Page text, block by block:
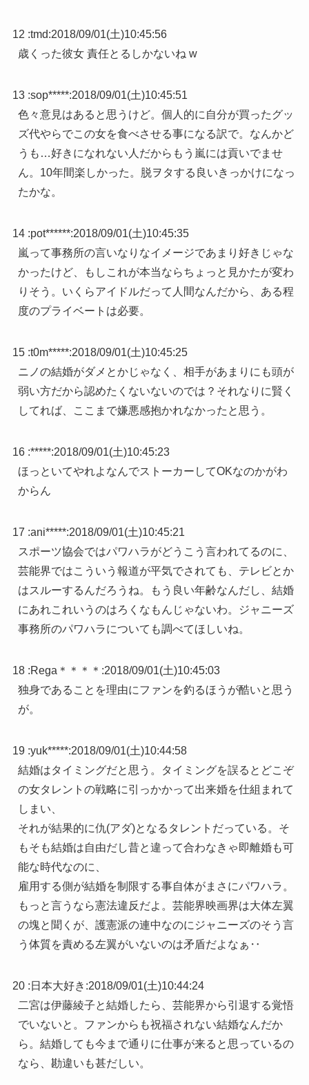
12 :tmd:2018/09/01(土)10:45:56
歳くった彼女 責任とるしかないね w
13 :sop*****:2018/09/01(土)10:45:51
色々意見はあると思うけど。個人的に自分が買ったグッ
ズ代やらでこの女を食べさせる事になる訳で。なんかど
うも…好きになれない人だからもう嵐には貢いでませ
ん。10年間楽しかった。脱ヲタする良いきっかけになっ
たかな。
14 :pot******:2018/09/01(土)10:45:35
嵐って事務所の言いなりなイメージであまり好きじゃな
かったけど、もしこれが本当ならちょっと見かたが変わ
りそう。いくらアイドルだって人間なんだから、ある程
度のプライベートは必要。
15 :t0m*****:2018/09/01(土)10:45:25
ニノの結婚がダメとかじゃなく、相手があまりにも頭が
弱い方だから認めたくないないのでは？それなりに賢く
してれば、ここまで嫌悪感抱かれなかったと思う。
16 :*****:2018/09/01(土)10:45:23
ほっといてやれよなんでストーカーしてOKなのかがわ
からん
17 :ani*****:2018/09/01(土)10:45:21
スポーツ協会ではパワハラがどうこう言われてるのに、
芸能界ではこういう報道が平気でされても、テレビとか
はスルーするんだろうね。もう良い年齢なんだし、結婚
にあれこれいうのはろくなもんじゃないわ。ジャニーズ
事務所のパワハラについても調べてほしいね。
18 :Rega＊＊＊＊ :2018/09/01(土)10:45:03
独身であることを理由にファンを釣るほうが酷いと思う
が。
19 :yuk*****:2018/09/01(土)10:44:58
結婚はタイミングだと思う。タイミングを誤るとどこぞ
の女タレントの戦略に引っかかって出来婚を仕組まれて
しまい、
それが結果的に仇(アダ)となるタレントだっている。そ
もそも結婚は自由だし昔と違って合わなきゃ即離婚も可
能な時代なのに、
雇用する側が結婚を制限する事自体がまさにパワハラ。
もっと言うなら憲法違反だよ。芸能界映画界は大体左翼
の塊と聞くが、護憲派の連中なのにジャニーズのそう言
う体質を責める左翼がいないのは矛盾だよなぁ‥
20 : 日本大好き :2018/09/01(土)10:44:24
二宮は伊藤綾子と結婚したら、芸能界から引退する覚悟
でいないと。ファンからも祝福されない結婚なんだか
ら。結婚しても今まで通りに仕事が来ると思っているの
なら、勘違いも甚だしい。